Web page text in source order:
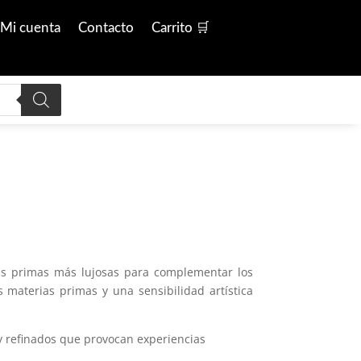
Mi cuenta Contacto Carrito 🛒
primas más lujosas para complementar los
primas y una sensibilidad artística
que provocan experiencias